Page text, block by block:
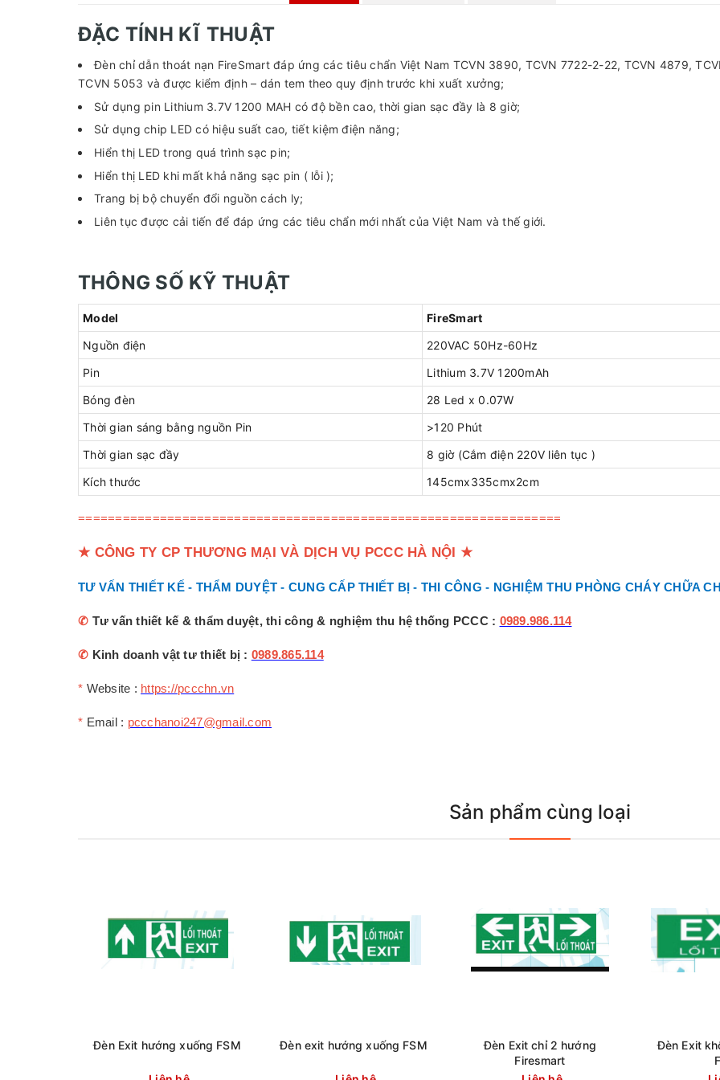
ĐẶC TÍNH KĨ THUẬT
Đèn chỉ dẫn thoát nạn FireSmart đáp ứng các tiêu chẩn Việt Nam TCVN 3890, TCVN 7722-2-22, TCVN 4879,
TCVN 5053 và được kiểm định – dán tem theo quy định trước khi xuất xưởng;
Sử dụng pin Lithium 3.7V 1200 MAH có độ bền cao, thời gian sạc đầy là 8 giờ;
Sử dụng chip LED có hiệu suất cao, tiết kiệm điện năng;
Hiển thị LED trong quá trình sạc pin;
Hiển thị LED khi mất khả năng sạc pin ( lỗi );
Trang bị bộ chuyển đổi nguồn cách ly;
Liên tục được cải tiến để đáp ứng các tiêu chẩn mới nhất của Việt Nam và thế giới.
THÔNG SỐ KỸ THUẬT
Model
FireSmart
Nguồn điện
220VAC 50Hz-60Hz
Pin
Lithium 3.7V 1200mAh
Bóng đèn
28 Led x 0.07W
Thời gian sáng bằng nguồn Pin
>120 Phút
Thời gian sạc đầy
8 giờ (Cắm điện 220V liên tục )
Kích thước
145cmx335cmx2cm
=================================================================
★ CÔNG TY CP THƯƠNG MẠI VÀ DỊCH VỤ PCCC HÀ NỘI ★
TƯ VẤN THIẾT KẾ - THẨM DUYỆT - CUNG CẤP THIẾT BỊ - THI CÔNG - NGHIỆM THU PHÒNG CHÁY CHỮA
✆ Tư vấn thiết kế & thẩm duyệt, thi công & nghiệm thu hệ thống PCCC : 0989.986.114
✆ Kinh doanh vật tư thiết bị : 0989.865.114
* Website : https://pccchn.vn
* Email : pccchanoi247@gmail.com
Sản phẩm cùng loại
Đèn Exit hướng xuống FSM Đèn exit hướng xuống FSM
Đèn Exit chỉ 2 hướng
Firesmart
Đèn Exit